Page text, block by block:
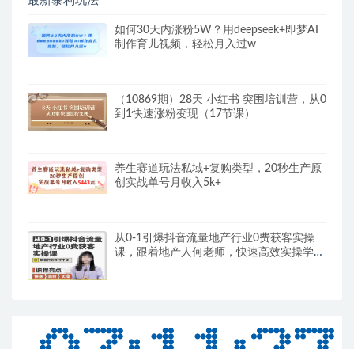
如何30天内涨粉5W？用deepseek+即梦AI
制作育儿视频，轻松月入过w
（10869期）28天 小红书 突围培训营，从0
到1快速涨粉变现（17节课）
养生赛道玩法私域+复购类型，20秒生产原
创实战单号月收入5k+
从0-1引爆抖音流量地产行业0费获客实操
课，跟着地产人何老师，快速高效实操学干